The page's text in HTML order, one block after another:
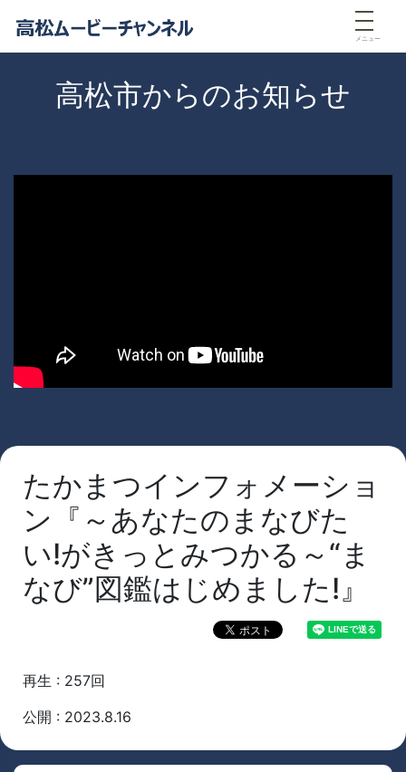
メニュー
高松市からのお知らせ
たかまつインフォメーショ
ン『～あなたのまなびた
い!がきっとみつかる～“ま
なび”図鑑はじめました!』
再生 : 257回
公開 : 2023.8.16